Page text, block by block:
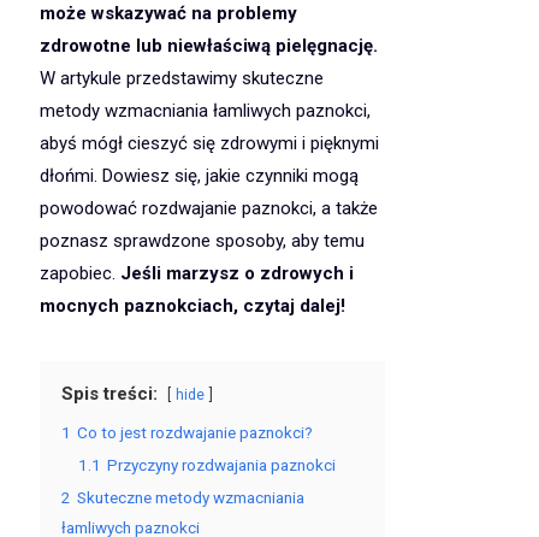
może wskazywać na problemy
zdrowotne lub niewłaściwą pielęgnację.
W artykule przedstawimy skuteczne
metody wzmacniania łamliwych paznokci,
abyś mógł cieszyć się zdrowymi i pięknymi
dłońmi. Dowiesz się, jakie czynniki mogą
powodować rozdwajanie paznokci, a także
poznasz sprawdzone sposoby, aby temu
zapobiec. Jeśli marzysz o zdrowych i
mocnych paznokciach, czytaj dalej!
Spis treści: hide
1 Co to jest rozdwajanie paznokci?
1.1 Przyczyny rozdwajania paznokci
2 Skuteczne metody wzmacniania
łamliwych paznokci